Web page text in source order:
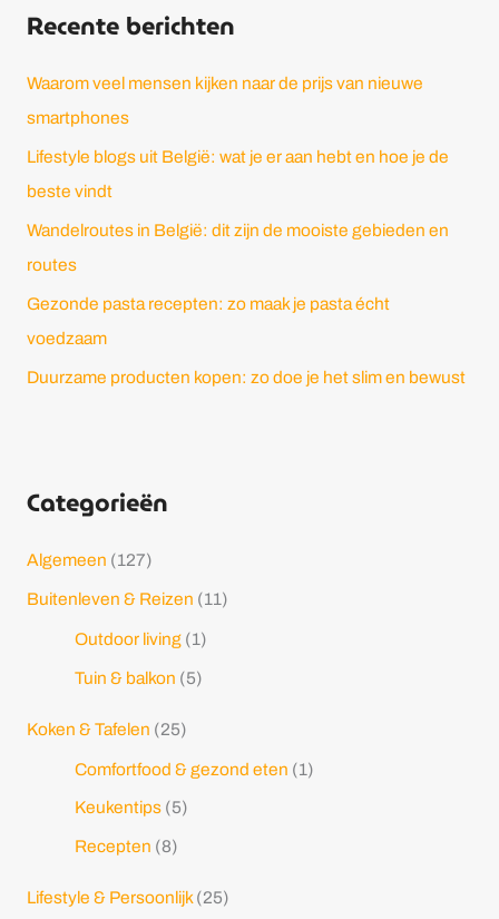
e
:
Recente berichten
Waarom veel mensen kijken naar de prijs van nieuwe
smartphones
Lifestyle blogs uit België: wat je er aan hebt en hoe je de
beste vindt
Wandelroutes in België: dit zijn de mooiste gebieden en
routes
Gezonde pasta recepten: zo maak je pasta écht
voedzaam
Duurzame producten kopen: zo doe je het slim en bewust
Categorieën
Algemeen (127)
Buitenleven & Reizen (11)
Outdoor living (1)
Tuin & balkon (5)
Koken & Tafelen (25)
Comfortfood & gezond eten (1)
Keukentips (5)
Recepten (8)
Lifestyle & Persoonlijk(25)